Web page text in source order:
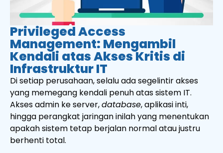
Privileged Access
Management: Mengambil
Kendali atas Akses Kritis di
Infrastruktur IT
Di setiap perusahaan, selalu ada segelintir akses
yang memegang kendali penuh atas sistem IT.
Akses admin ke server,database, aplikasi inti,
hingga perangkat jaringan inilah yang menentukan
apakah sistem tetap berjalan normal atau justru
berhenti total.